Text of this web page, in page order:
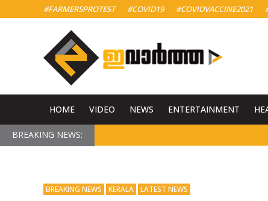
#FARMERSPROTEST #COVID19 #COVIDVACCINE2021
HOME VIDEO NEWS ENTERTAINMENT
BREAKING NEWS:
BREAKING NEWS KERALA LATEST NEWS